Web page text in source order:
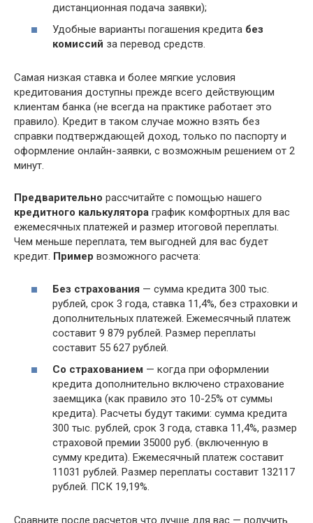
дистанционная подача заявки);
Удобные варианты погашения кредита без
комиссий за перевод средств.
Самая низкая ставка и более мягкие условия
кредитования доступны прежде всего действующим
клиентам банка (не всегда на практике работает это
правило). Кредит в таком случае можно взять без
справки подтверждающей доход, только по паспорту и
оформление онлайн-заявки, с возможным решением от 2
минут.
Предварительно рассчитайте с помощью нашего
кредитного калькулятора график комфортных для вас
ежемесячных платежей и размер итоговой переплаты.
Чем меньше переплата, тем выгодней для вас будет
кредит. Пример возможного расчета:
Без страхования — сумма кредита 300 тыс.
рублей, срок 3 года, ставка 11,4%, без страховки и
дополнительных платежей. Ежемесячный платеж
составит 9 879 рублей. Размер переплаты
составит 55 627 рублей.
Со страхованием — когда при оформлении
кредита дополнительно включено страхование
заемщика (как правило это 10-25% от суммы
кредита). Расчеты будут такими: сумма кредита
300 тыс. рублей, срок 3 года, ставка 11,4%, размер
страховой премии 35000 руб. (включенную в
сумму кредита). Ежемесячный платеж составит
11031 рублей. Размер переплаты составит 132117
рублей. ПСК 19,19%.
Сравните после расчетов что лучше для вас — получить